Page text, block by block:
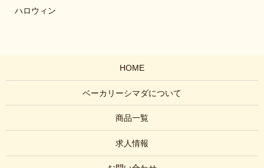
ハロウィン
HOME
ベーカリーシマダについて
商品一覧
求人情報